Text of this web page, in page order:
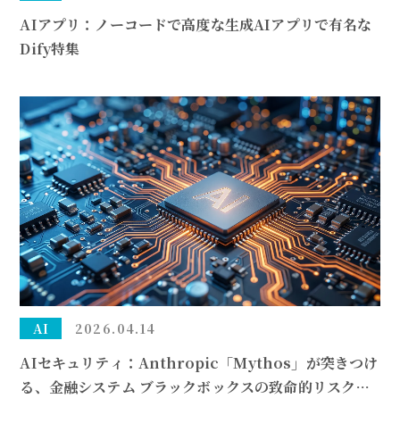
AIアプリ：ノーコードで高度な生成AIアプリで有名な
Dify特集
AI 2026.04.14
AIセキュリティ：Anthropic「Mythos」が突きつけ
る、金融システム ブラックボックスの致命的リスク